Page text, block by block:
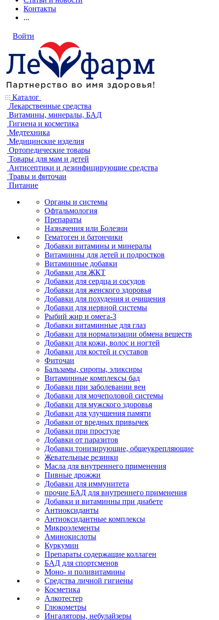
Контакты
...
Войти
Каталог
Лекарственные средства
Витамины, минералы, БАД
Гигиена и косметика
Медтехника
Медицинские изделия
Ортопедические товары
Товары для мам и детей
Антисептики и дезинфицирующие средства
Травы и фиточаи
Питание
Органы и системы
Офтальмология
Препараты
Назначения или Болезни
Гематоген и батончики
Добавки витамины и минералы
Витаминны для детей и подростков
Витаминные добавки
Добавки для ЖКТ
Добавки для сердца и сосудов
Добавки для женского здоровья
Добавки для похудения и очищения
Добавки для нервной системы
Рыбий жир и омега-3
Добавки витаминные для глаз
Добавки для нормализации обмена веществ
Добавки для кожи, волос и ногтей
Добавки для костей и суставов
Фиточаи
Бальзамы, сиропы, эликсиры
Витаминные комплексы бад
Добавки при заболевании вен
Добавки для мочеполовой системы
Добавки для мужского здоровья
Добавки для улучшения памяти
Добавки от вредных привычек
Добавки при простуде
Добавки от паразитов
Добавки тонизирующие, общеукрепляющие
Жевательные резинки
Масла для внутреннего применения
Пивные дрожжи
Добавки для иммунитета
прочие БАД для внутреннего применения
Добавки и витаминны при диабете
Антиоксиданты
Антиоксидантные комплексы
Микроэлементы
Аминокислоты
Куркумин
Препараты содержащие коллаген
БАД для спортсменов
Моно- и поливитамины
Средства личной гигиены
Косметика
Алкотестер
Глюкометры
Ингаляторы, небулайзеры